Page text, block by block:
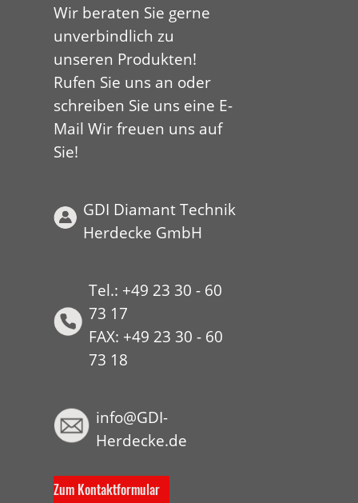
Wir beraten Sie gerne
unverbindlich zu
unseren Produkten!
Rufen Sie uns an oder
schreiben Sie uns eine E-
Mail Wir freuen uns auf
Sie!
GDI Diamant Technik
Herdecke GmbH
Tel.: +49 23 30 - 60
73 17
FAX: +49 23 30 - 60
73 18
info@GDI-
Herdecke.de
Zum Kontaktformular